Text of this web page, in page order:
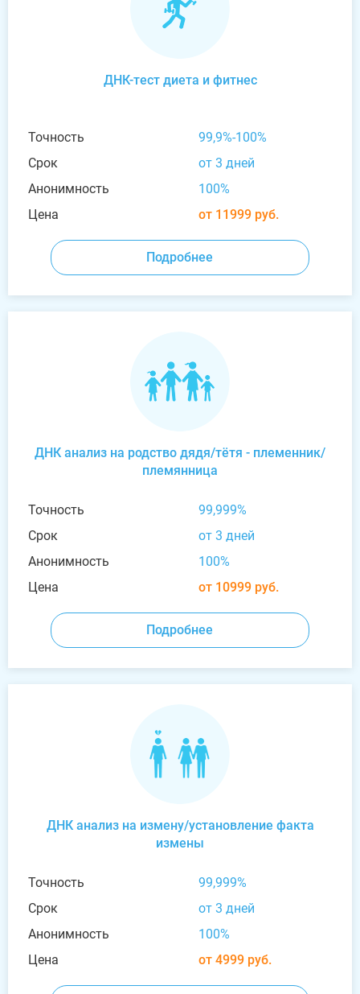
ДНК-тест диета и фитнес
Точность
99,9%-100%
Срок
от 3 дней
Анонимность
100%
Цена
от 11999 руб.
Подробнее
ДНК анализ на родство дядя/тётя - племенник/
племянница
Точность
99,999%
Срок
от 3 дней
Анонимность
100%
Цена
от 10999 руб.
Подробнее
ДНК анализ на измену/установление факта
измены
Точность
99,999%
Срок
от 3 дней
Анонимность
100%
Цена
от 4999 руб.